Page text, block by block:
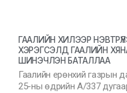
ГААЛИЙН ХИЛЭЭР
ХЭРЭГСЭЛД ГААЛИЙН
ШИНЭЧЛЭН БАТАЛЛАА
Гаалийн ерөнхий газрын
25-ны өдрийн А/337